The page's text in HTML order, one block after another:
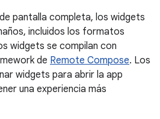
pantalla completa, los widgets
incluidos los formatos
widgets se compilan con
de Remote Compose. Los
widgets para abrir la app
una experiencia más